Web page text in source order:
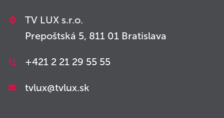
TV LUX s.r.o.
Prepoštská 5, 811 01 Bratislava
+421 2 21 29 55 55
tvlux@tvlux.sk